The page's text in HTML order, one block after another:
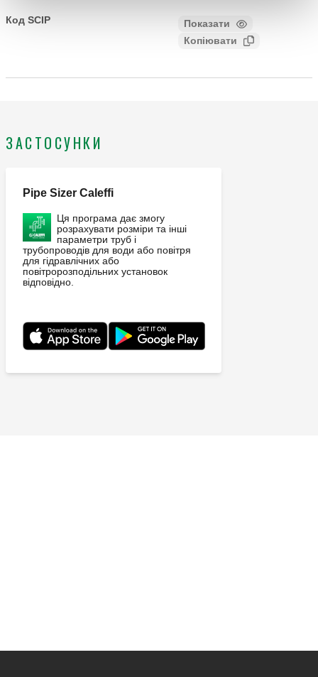
3/4" (ISO 228-1) B.З., накидна гайка. з’єднання 2: G 3/8" A
Код SCIP
Показати
Копіювати
ЗАСТОСУНКИ
Pipe Sizer Caleffi
Ця програма дає змогу
розрахувати розміри та інші
параметри труб і
трубопроводів для води або повітря
для гідравлічних або
повітророзподільних установок
відповідно.